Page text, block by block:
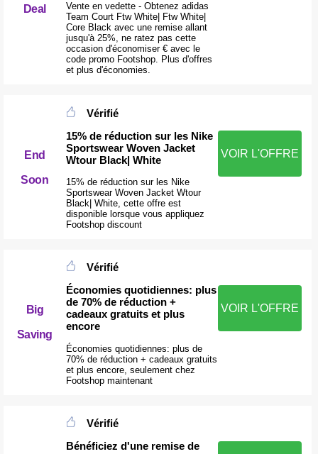
Deal
Vente en vedette - Obtenez adidas
Team Court Ftw White| Ftw White|
Core Black avec une remise allant
jusqu'à 25%, ne ratez pas cette
occasion d'économiser € avec le
code promo Footshop. Plus d'offres
et plus d'économies.
End
Soon
Vérifié
15% de réduction sur les Nike
Sportswear Woven Jacket
Wtour Black| White
15% de réduction sur les Nike
Sportswear Woven Jacket Wtour
Black| White, cette offre est
disponible lorsque vous appliquez
Footshop discount
VOIR L'OFFRE
Big
Saving
Vérifié
Économies quotidiennes: plus
de 70% de réduction +
cadeaux gratuits et plus
encore
Économies quotidiennes: plus de
70% de réduction + cadeaux gratuits
et plus encore, seulement chez
Footshop maintenant
VOIR L'OFFRE
Vérifié
Bénéficiez d'une remise de